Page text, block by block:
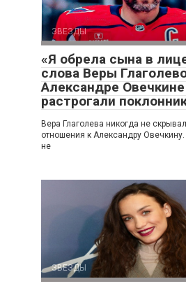
ЗВЕЗДЫ
«Я обрела сына в
слова Веры
Александре
растрогали
Вера Глаголева никогда не
отношения к Александру
не
ЗВЕЗДЫ